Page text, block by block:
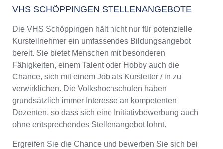
VHS SCHÖPPINGEN STELLENANGEBOTE
Die VHS Schöppingen hält nicht nur für potenzielle
Kursteilnehmer ein umfassendes Bildungsangebot
bereit. Sie bietet Menschen mit besonderen
Fähigkeiten, einem Talent oder Hobby auch die
Chance, sich mit einem Job als Kursleiter / in zu
verwirklichen. Die Volkshochschulen haben
grundsätzlich immer Interesse an kompetenten
Dozenten, so dass sich eine Initiativbewerbung auch
ohne entsprechendes Stellenangebot lohnt.
Ergreifen Sie die Chance und bewerben Sie sich bei